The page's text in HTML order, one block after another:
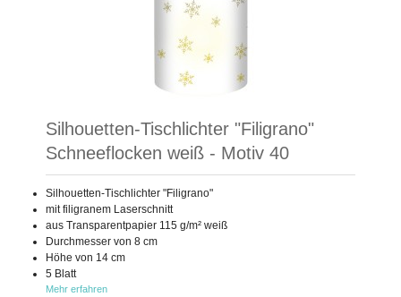
Silhouetten-Tischlichter "Filigrano"
Schneeflocken weiß - Motiv 40
Silhouetten-Tischlichter "Filigrano"
mit filigranem Laserschnitt
aus Transparentpapier 115 g/m² weiß
Durchmesser von 8 cm
Höhe von 14 cm
5 Blatt
Mehr erfahren